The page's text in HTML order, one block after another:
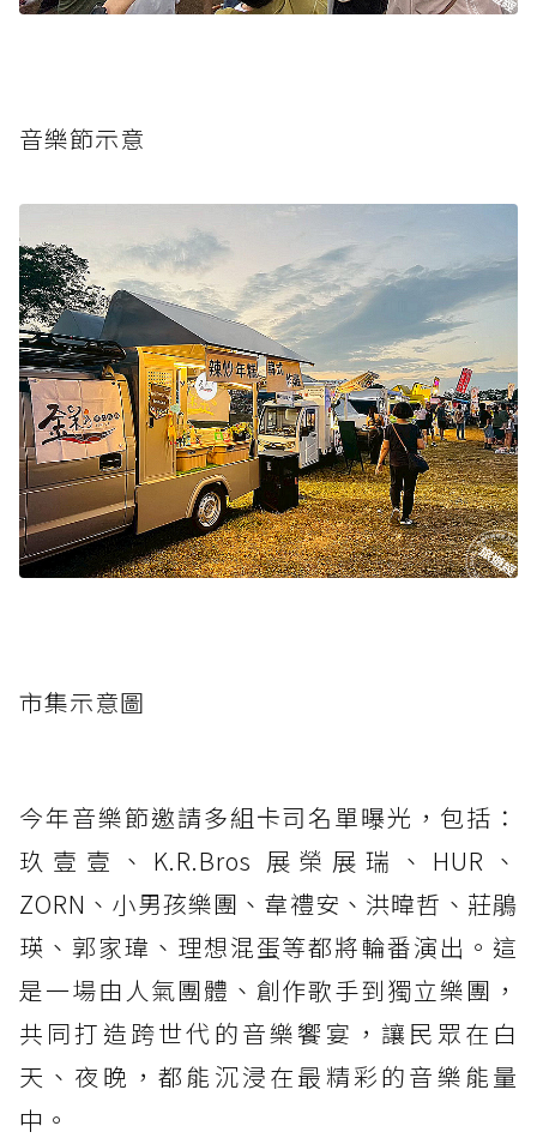
音樂節示意
市集示意圖
今年音樂節邀請多組卡司名單曝光，包括：
玖壹壹、K.R.Bros 展榮展瑞、HUR、
ZORN、小男孩樂團、韋禮安、洪暐哲、莊鵑
瑛、郭家瑋、理想混蛋等都將輪番演出。這
是一場由人氣團體、創作歌手到獨立樂團，
共同打造跨世代的音樂饗宴，讓民眾在白
天、夜晚，都能沉浸在最精彩的音樂能量
中。